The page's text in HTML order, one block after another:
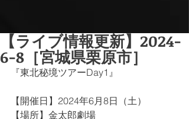
【ライブ情報更新】2024-
6-8［宮城県栗原市］
『東北秘境ツアーDay1』
【開催日】2024年6月8日（土）
【場所】金太郎劇場